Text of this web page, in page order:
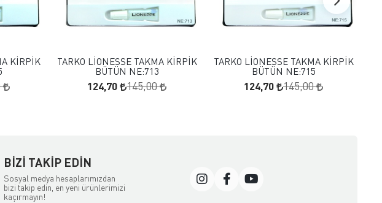
KİRPİK
FAVORILERE EKLE
SEPETE EKLE
TARKO LİONESSE TAKMA KİRPİK
BÜTÜN NE:713
124,70 145,00
FAVORILERE EKLE
SEPETE EKLE
TARKO LİONESSE TAKMA KİRPİK
BÜTÜN NE:715
124,70 145,00
BIZI TAKIP EDIN
Sosyal medya hesaplarımızdan
bizi takip edin, en yeni ürünlerimizi
kaçırmayın!